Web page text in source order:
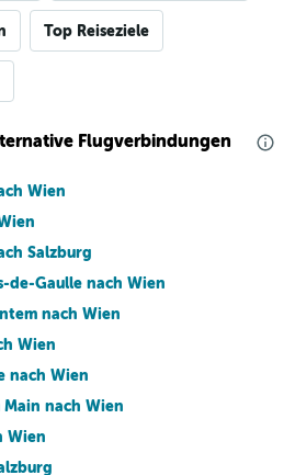
Top Reiseziele
Flugverbindungen
Wien
Salzburg
de-Gaulle nach Wien
nach Wien
Wien
nach Wien
nach Wien
Wien